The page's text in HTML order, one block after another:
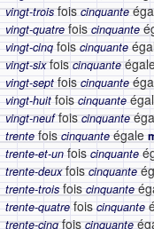
vingt-troisfoiscinquante
vingt-quatre fois cinquante
vingt-cinq fois cinquante
vingt-sixfoiscinquante
vingt-sept fois cinquante
vingt-huit fois cinquante
vingt-neuffoiscinquante
trente fois cinquante égale
trente-et-un fois cinquante
trente-deuxfoiscinquante
trente-trois fois cinquante
trente-quatre fois cinquante
trente-cinqfoiscinquante